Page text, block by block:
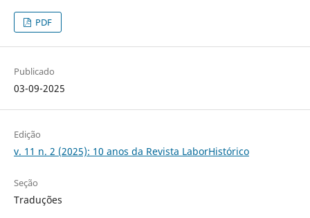
PDF
Publicado
03-09-2025
Edição
v. 11 n. 2 (2025): 10 anos da Revista LaborHistórico
Seção
Traduções